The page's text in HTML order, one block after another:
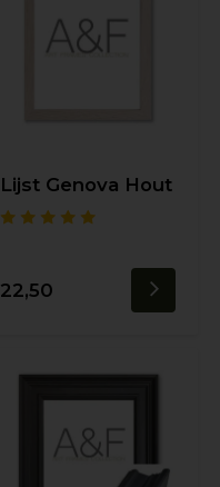
Lijst Genova Hout
22,50